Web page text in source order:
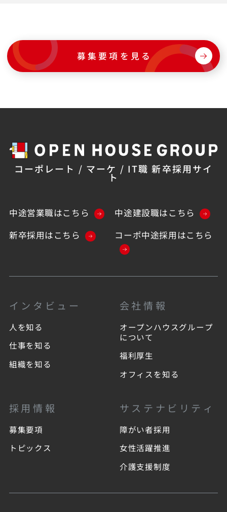
募集要項を見る
コーポレート / マーケ / IT職 新卒採用サイ
ト
中途営業職はこちら
中途建設職はこちら
新卒採用はこちら
コーポ中途採用はこちら
インタビュー
人を知る
仕事を知る
組織を知る
会社情報
オープンハウスグループ
について
福利厚生
オフィスを知る
採用情報
募集要項
トピックス
サステナビリティ
障がい者採用
女性活躍推進
介護支援制度